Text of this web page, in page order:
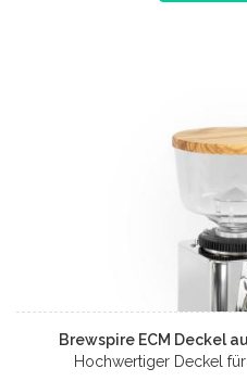
Brewspire ECM Deckel
Hochwertiger Deckel